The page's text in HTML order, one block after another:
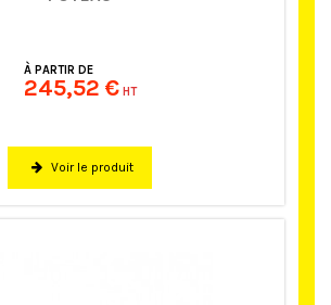
À PARTIR DE
245,52 € HT
Voir le produit